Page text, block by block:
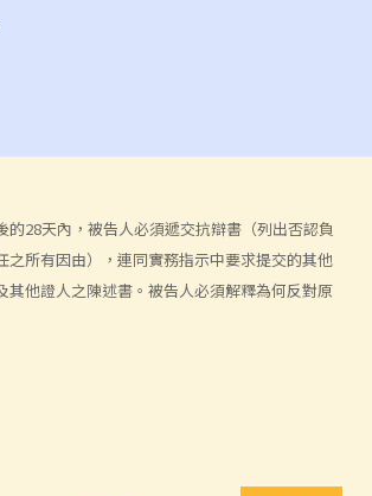
的28天內，被告人必須遞交抗辯書（列出否認負
之所有因由），連同實務指示中要求提交的其他
其他證人之陳述書。被告人必須解釋為何反對原
見意外
申索？
法律程序